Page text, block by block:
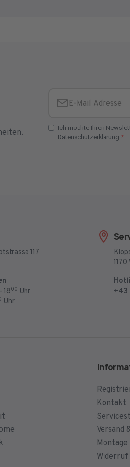
Ich möchte Ihren
Datenschutzerklärung.
117
- 1800 Uhr
Uhr
1170
+43
Kontakt
Versand
Montage
Widerruf